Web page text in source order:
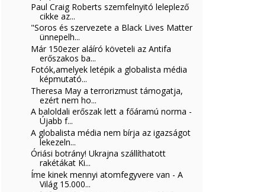
Paul Craig Roberts szemfelnyitó leleplező
cikke az...
"Soros és szervezete a Black Lives Matter
ünnepelh...
Már 150ezer aláíró követeli az Antifa
erőszakos ba...
Fotók,amelyek letépik a globalista média
képmutató...
Theresa May a terrorizmust támogatja,
ezért nem ho...
A baloldali erőszak lett a főáramú norma -
Újabb f...
A globalista média nem bírja az igazságot
lekezeln...
Óriási botrány! Ukrajna szállíthatott
rakétákat Ki...
Íme kinek mennyi atomfegyvere van - A
Világ 15.000...